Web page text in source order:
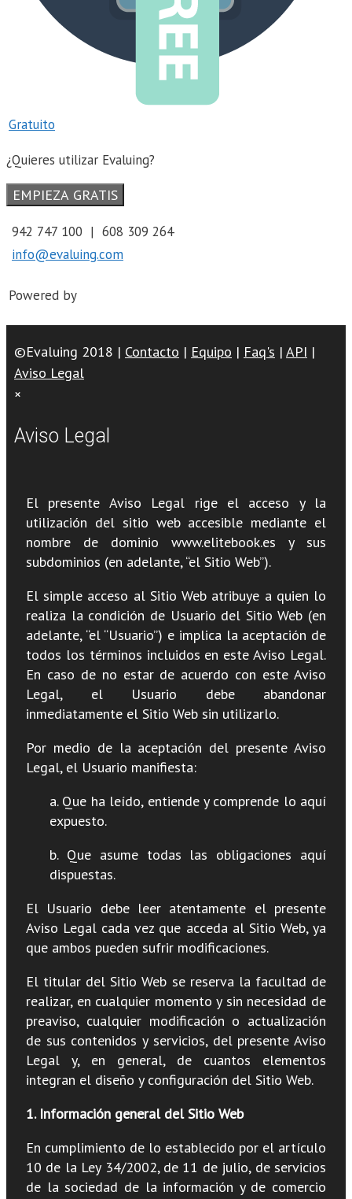
Gratuito
¿Quieres utilizar Evaluing?
EMPIEZA GRATIS
942 747 100 | 608 309 264
info@evaluing.com
Powered by
©Evaluing 2018 | Contacto | Equipo | Faq's | API |
Aviso Legal
×
Aviso Legal
El presente Aviso Legal rige el acceso y la
utilización del sitio web accesible mediante el
nombre de dominio www.elitebook.es y sus
subdominios (en adelante, “el Sitio Web”).
El simple acceso al Sitio Web atribuye a quien lo
realiza la condición de Usuario del Sitio Web (en
adelante, “el “Usuario”) e implica la aceptación de
todos los términos incluidos en este Aviso Legal.
En caso de no estar de acuerdo con este Aviso
Legal, el Usuario debe abandonar
inmediatamente el Sitio Web sin utilizarlo.
Por medio de la aceptación del presente Aviso
Legal, el Usuario manifiesta:
a. Que ha leído, entiende y comprende lo aquí
expuesto.
b. Que asume todas las obligaciones aquí
dispuestas.
El Usuario debe leer atentamente el presente
Aviso Legal cada vez que acceda al Sitio Web, ya
que ambos pueden sufrir modificaciones.
El titular del Sitio Web se reserva la facultad de
realizar, en cualquier momento y sin necesidad de
preaviso, cualquier modificación o actualización
de sus contenidos y servicios, del presente Aviso
Legal y, en general, de cuantos elementos
integran el diseño y configuración del Sitio Web.
1. Información general del Sitio Web
En cumplimiento de lo establecido por el artículo
10 de la Ley 34/2002, de 11 de julio, de servicios
de la sociedad de la información y de comercio